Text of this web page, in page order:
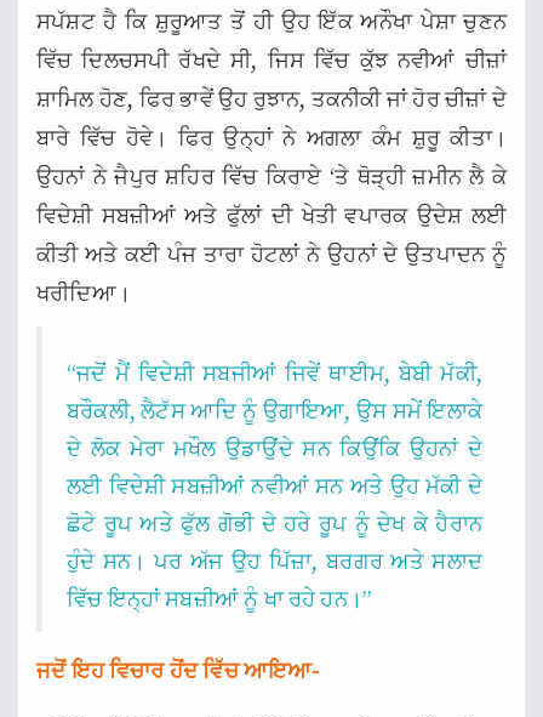
ਸਪੱਸ਼ਟ ਹੈ ਕਿ ਸ਼ੁਰੂਆਤ ਤੋਂ ਹੀ ਉਹ ਇੱਕ ਅਨੌਖਾ ਪੇਸ਼ਾ ਚੁਣਨ
ਵਿੱਚ ਦਿਲਚਸਪੀ ਰੱਖਦੇ ਸੀ, ਜਿਸ ਵਿੱਚ ਕੁੱਝ ਨਵੀਆਂ ਚੀਜ਼ਾਂ
ਸ਼ਾਮਿਲ ਹੋਣ, ਫਿਰ ਭਾਵੇਂ ਉਹ ਰੁਝਾਨ, ਤਕਨੀਕੀ ਜਾਂ ਹੋਰ ਚੀਜ਼ਾਂ ਦੇ
ਬਾਰੇ ਵਿੱਚ ਹੋਵੇ। ਫਿਰ ਉਨ੍ਹਾਂ ਨੇ ਅਗਲਾ ਕੰਮ ਸ਼ੁਰੂ ਕੀਤਾ।
ਉਹਨਾਂ ਨੇ ਜੈਪੁਰ ਸ਼ਹਿਰ ਵਿੱਚ ਕਿਰਾਏ ‘ਤੇ ਥੋੜ੍ਹੀ ਜ਼ਮੀਨ ਲੈ ਕੇ
ਵਿਦੇਸ਼ੀ ਸਬਜ਼ੀਆਂ ਅਤੇ ਫੁੱਲਾਂ ਦੀ ਖੇਤੀ ਵਪਾਰਕ ਉਦੇਸ਼ ਲਈ
ਕੀਤੀ ਅਤੇ ਕਈ ਪੰਜ ਤਾਰਾ ਹੋਟਲਾਂ ਨੇ ਉਹਨਾਂ ਦੇ ਉਤਪਾਦਨ ਨੂੰ
ਖਰੀਦਿਆ।
“ਜਦੋਂ ਮੈਂ ਵਿਦੇਸ਼ੀ ਸਬਜੀਆਂ ਜਿਵੇਂ ਥਾਈਮ, ਬੇਬੀ ਮੱਕੀ,
ਬਰੌਕਲੀ, ਲੈਟੱਸ ਆਦਿ ਨੂੰ ਉਗਾਇਆ, ਉਸ ਸਮੇਂ ਇਲਾਕੇ
ਦੇ ਲੋਕ ਮੇਰਾ ਮਖੌਲ ਉਡਾਉਂਦੇ ਸਨ ਕਿਉਂਕਿ ਉਹਨਾਂ ਦੇ
ਲਈ ਵਿਦੇਸ਼ੀ ਸਬਜ਼ੀਆਂ ਨਵੀਆਂ ਸਨ ਅਤੇ ਉਹ ਮੱਕੀ ਦੇ
ਛੋਟੇ ਰੂਪ ਅਤੇ ਫੁੱਲ ਗੋਭੀ ਦੇ ਹਰੇ ਰੂਪ ਨੂੰ ਦੇਖ ਕੇ ਹੈਰਾਨ
ਹੁੰਦੇ ਸਨ। ਪਰ ਅੱਜ ਉਹ ਪਿੱਜ਼ਾ, ਬਰਗਰ ਅਤੇ ਸਲਾਦ
ਵਿੱਚ ਇਨ੍ਹਾਂ ਸਬਜ਼ੀਆਂ ਨੂੰ ਖਾ ਰਹੇ ਹਨ।”
ਜਦੋਂ ਇਹ ਵਿਚਾਰ ਹੋਂਦ ਵਿੱਚ ਆਇਆ-